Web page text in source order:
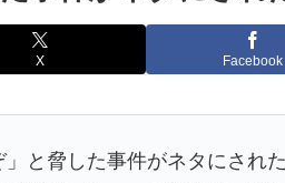
X Facebook
と脅した事件がネタにさ